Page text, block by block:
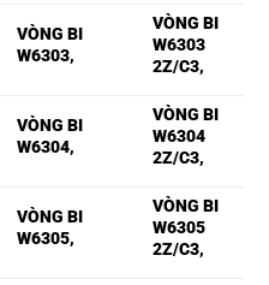
VÒNG BI
W6303,
VÒNG BI
W6303
2Z/C3,
VÒNG BI
W6304,
VÒNG BI
W6304
2Z/C3,
VÒNG BI
W6305,
VÒNG BI
W6305
2Z/C3,